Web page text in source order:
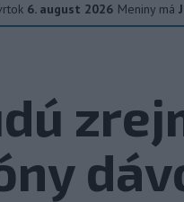
6. august 2026 Meniny má